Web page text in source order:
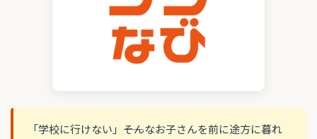
「学校に行けない」――そんなお子さんを前に途方に暮れ